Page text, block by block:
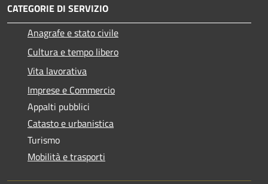
CATEGORIE DI SERVIZIO
Anagrafe e stato civile
Cultura e tempo libero
Vita lavorativa
Imprese e Commercio
Appalti pubblici
Catasto e urbanistica
Turismo
Mobilità e trasporti